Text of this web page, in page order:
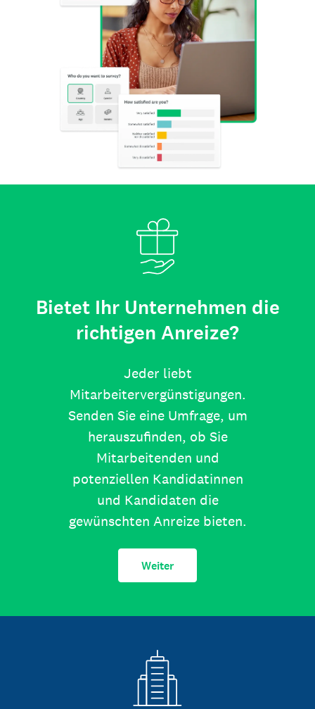
Bietet Ihr Unternehmen die
richtigen Anreize?
Jeder liebt
Mitarbeitervergünstigungen.
Senden Sie eine Umfrage, um
herauszufinden, ob Sie
Mitarbeitenden und
potenziellen Kandidatinnen
und Kandidaten die
gewünschten Anreize bieten.
Weiter